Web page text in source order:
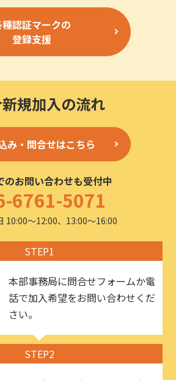
認証マークの
登録支援
規加入の流れ
み・問合せはこちら
のお問い合わせも受付中
6761-5071
10:00〜12:00、13:00〜16:00
STEP1
本部事務局に問合せフォームか電
話で加入希望をお問い合わせくだ
さい。
STEP2